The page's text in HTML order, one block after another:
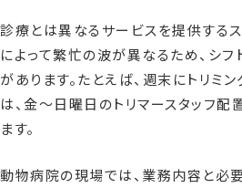
診療とは異なるサービスを提供する
によって繁忙の波が異なるため、シ
があります。たとえば、週末にトリミ
は、金〜日曜日のトリマースタッフ配
ます。
動物病院の現場では、業務内容と必